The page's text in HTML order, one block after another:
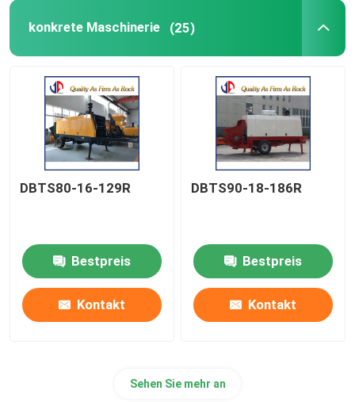
Andere
Ersatzteile
Vibrations-Eisbrecher
konkrete Maschinerie (25)
DBTS80-16-129R
Bestpreis
Kontakt
DBTS90-18-186R
Bestpreis
Kontakt
Sehen Sie mehr an